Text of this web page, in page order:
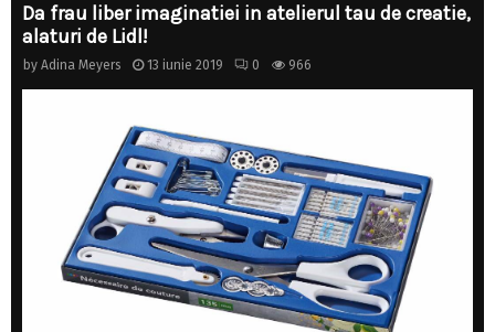
Da frau liber imaginatiei in atelierul tau de creatie,
alaturi de Lidl!
by Adina Meyers 13 iunie 2019 0 966